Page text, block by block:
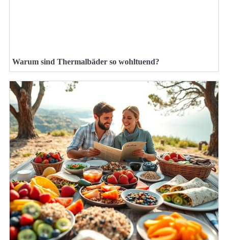
Warum sind Thermalbäder so wohltuend?